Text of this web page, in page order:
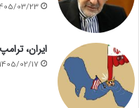
03/23
ایران،
1405/02/17